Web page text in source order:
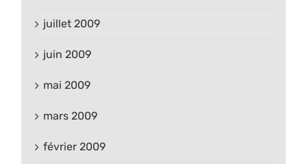
juillet 2009
juin 2009
mai 2009
mars 2009
février 2009